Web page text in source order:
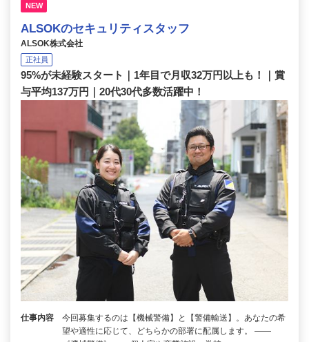
NEW
ALSOKのセキュリティスタッフ
ALSOK株式会社
正社員
95%が未経験スタート｜1年目で月収32万円以上も！｜賞
与平均137万円｜20代30代多数活躍中！
仕事内容
今回募集するのは【機械警備】と【警備輸送】。あなたの希
望や適性に応じて、どちらかの部署に配属します。 ――